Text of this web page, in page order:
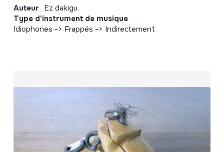
Auteur Ez dakigu.
Type d'instrument de musique
Idiophones -> Frappés -> Indirectement